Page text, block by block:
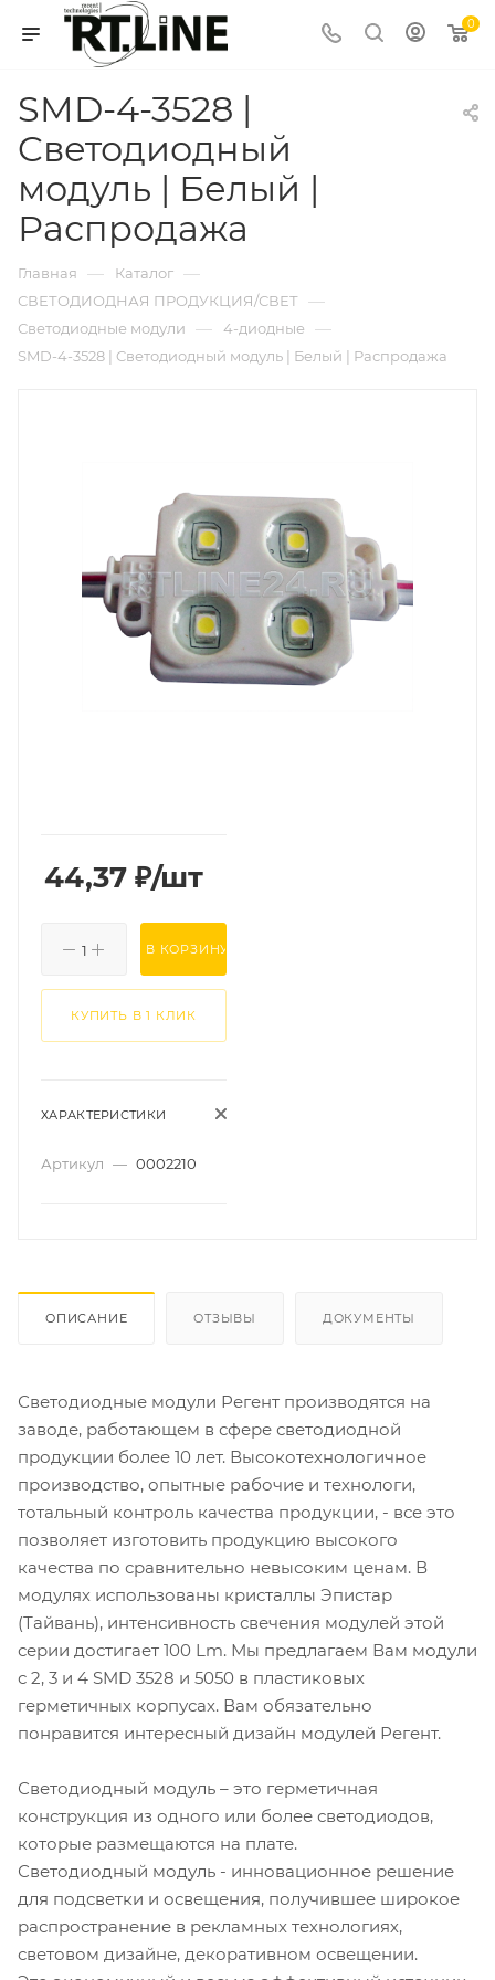
0
SMD-4-3528 |
Cветодиодный
модуль | Белый |
Распродажа
Главная — Каталог —
СВЕТОДИОДНАЯ ПРОДУКЦИЯ/СВЕТ —
Светодиодные модули — 4-диодные —
SMD-4-3528 | Cветодиодный модуль | Белый | Распродажа
44,37 ₽/шт
В КОРЗИНУ
КУПИТЬ В 1 КЛИК
ХАРАКТЕРИСТИКИ
Артикул — 0002210
ОПИСАНИЕ ОТЗЫВЫ ДОКУМЕНТЫ
Светодиодные модули Регент производятся на
заводе, работающем в сфере светодиодной
продукции более 10 лет. Высокотехнологичное
производство, опытные рабочие и технологи,
тотальный контроль качества продукции, - все это
позволяет изготовить продукцию высокого
качества по сравнительно невысоким ценам. В
модулях использованы кристаллы Эпистар
(Тайвань), интенсивность свечения модулей этой
серии достигает 100 Lm. Мы предлагаем Вам модули
с 2, 3 и 4 SMD 3528 и 5050 в пластиковых
герметичных корпусах. Вам обязательно
понравится интересный дизайн модулей Регент.
Светодиодный модуль – это герметичная
конструкция из одного или более светодиодов,
которые размещаются на плате.
Светодиодный модуль - инновационное решение
для подсветки и освещения, получившее широкое
распространение в рекламных технологиях,
световом дизайне, декоративном освещении.